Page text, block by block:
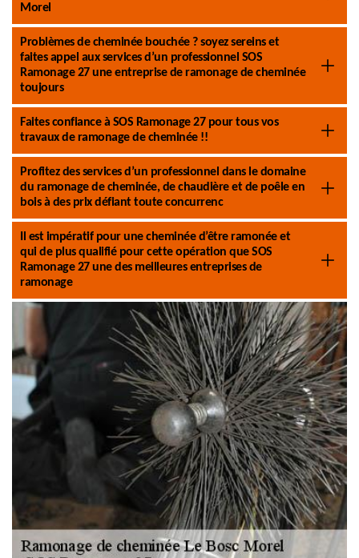
Morel
Problèmes de cheminée bouchée ? soyez sereins et
faites appel aux services d’un professionnel SOS
Ramonage 27 une entreprise de ramonage de cheminée
toujours
Faites confiance à SOS Ramonage 27 pour tous vos
travaux de ramonage de cheminée !!
Profitez des services d’un professionnel dans le domaine
du ramonage de cheminée, de chaudière et de poêle en
bois à des prix défiant toute concurrenc
Il est impératif pour une cheminée d’être ramonée et
qui de plus qualifié pour cette opération que SOS
Ramonage 27 une des meilleures entreprises de
ramonage